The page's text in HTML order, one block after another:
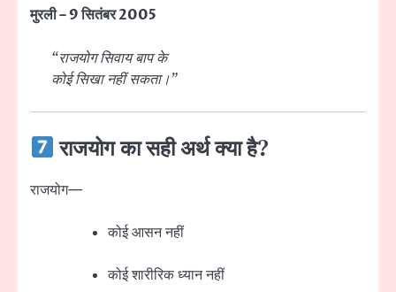
मुरली – 9 सितंबर 2005
“राजयोग सिवाय बाप के
कोई सिखा नहीं सकता।”
राजयोग का सही अर्थ क्या है?
राजयोग—
कोई आसन नहीं
कोई शारीरिक ध्यान नहीं